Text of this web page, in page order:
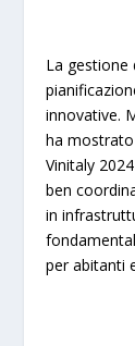
La gestione
innovative.
ha
Vinitaly
ben
in
per abitanti